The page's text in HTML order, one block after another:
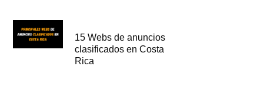
15 Webs de anuncios
clasificados en Costa
Rica